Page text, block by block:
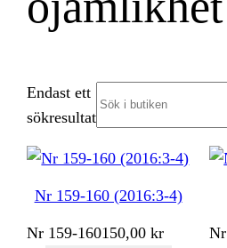
Endast ett
sökresultat
Nr 159-160 (2016:3-4)
Nr 159-160150,00kr Nr